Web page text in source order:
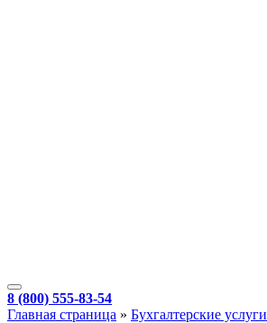
8 (800) 555-83-54
Главная страница » Бухгалтерские услуги